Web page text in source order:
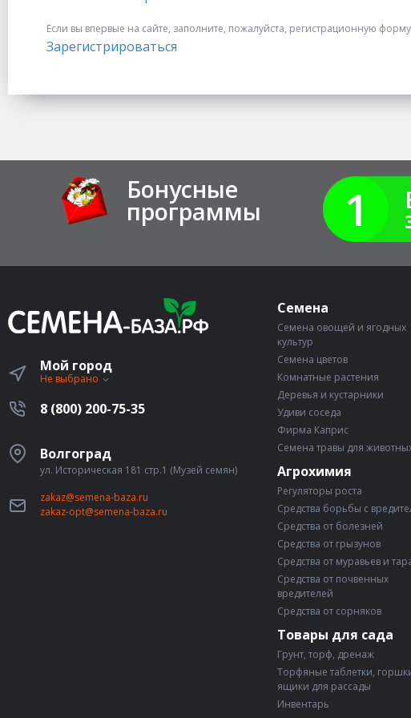
Если вы впервые на сайте, заполните, пожалуйста, регистрационную
Зарегистрироваться
Бонусные
программы 1
Мой город
Не выбрано
8 (800) 200-75-35
Волгоград
ул. Историческая 181 стр.1 (Музей семян)
zakaz@semena-baza.ru
zakaz-opt@semena-baza.ru
Семена
Семена овощей и ягодных
культур
Семена цветов
Комнатные растения
Деревья и кустарники
Удиви соседа
Фирма Каприс
Семена травы для
Агрохимия
Регуляторы роста
Средства борьбы с
Средства от болезней
Средства от грызунов
Средства от муравьев и
Средства от почвенных
вредителей
Средства от сорняков
Товары для сада
Грунт, торф, дренаж
Торфяные таблетки,
ящики для рассады
Инвентарь